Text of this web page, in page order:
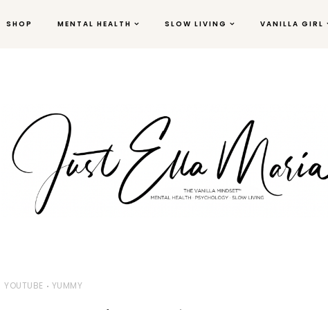
SHOP MENTAL HEALTH SLOW LIVING VANILLA GIRL
YOUTUBE YUMMY